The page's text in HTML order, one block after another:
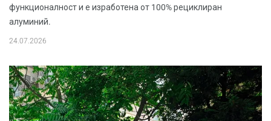
функционалност и е изработена от 100% рециклиран
алуминий.
24.07.2026